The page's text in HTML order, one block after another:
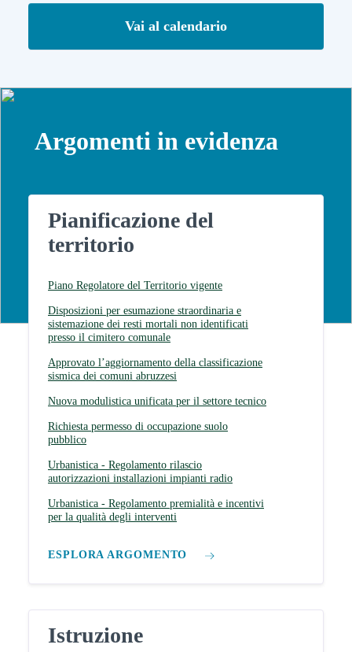
Vai al calendario
Argomenti in evidenza
Pianificazione del
territorio
Piano Regolatore del Territorio vigente
Disposizioni per esumazione straordinaria e
sistemazione dei resti mortali non identificati
presso il cimitero comunale
Approvato l’aggiornamento della classificazione
sismica dei comuni abruzzesi
Nuova modulistica unificata per il settore tecnico
Richiesta permesso di occupazione suolo
pubblico
Urbanistica - Regolamento rilascio
autorizzazioni installazioni impianti radio
Urbanistica - Regolamento premialità e incentivi
per la qualità degli interventi
ESPLORA ARGOMENTO
Istruzione